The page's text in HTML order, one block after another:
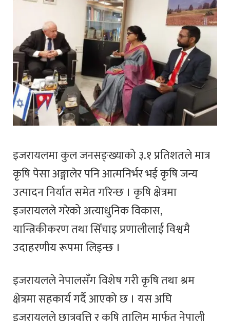
इजरायलमा कुल जनसङ्ख्याको ३.१ प्रतिशतले मात्र
कृषि पेसा अङ्गालेर पनि आत्मनिर्भर भई कृषि जन्य
उत्पादन निर्यात समेत गरिन्छ । कृषि क्षेत्रमा
इजरायलले गरेको अत्याधुनिक विकास,
यान्त्रिकीकरण तथा सिँचाइ प्रणालीलाई विश्वमै
उदाहरणीय रूपमा लिइन्छ ।
इजरायलले नेपालसँग विशेष गरी कृषि तथा श्रम
क्षेत्रमा सहकार्य गर्दै आएको छ । यस अघि